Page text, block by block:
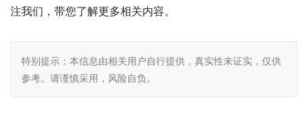
注我们，带您了解更多相关内容。
特别提示：本信息由相关用户自行提供，真实性未证实，仅供
参考。请谨慎采用，风险自负。